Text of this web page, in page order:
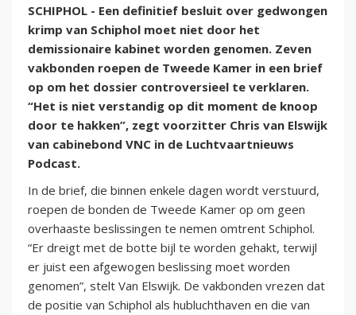
SCHIPHOL - Een definitief besluit over gedwongen
krimp van Schiphol moet niet door het
demissionaire kabinet worden genomen. Zeven
vakbonden roepen de Tweede Kamer in een brief
op om het dossier controversieel te verklaren.
“Het is niet verstandig op dit moment de knoop
door te hakken”, zegt voorzitter Chris van Elswijk
van cabinebond VNC in de Luchtvaartnieuws
Podcast.
In de brief, die binnen enkele dagen wordt verstuurd,
roepen de bonden de Tweede Kamer op om geen
overhaaste beslissingen te nemen omtrent Schiphol.
“Er dreigt met de botte bijl te worden gehakt, terwijl
er juist een afgewogen beslissing moet worden
genomen”, stelt Van Elswijk. De vakbonden vrezen dat
de positie van Schiphol als hubluchthaven en die van